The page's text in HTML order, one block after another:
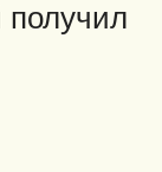
получил